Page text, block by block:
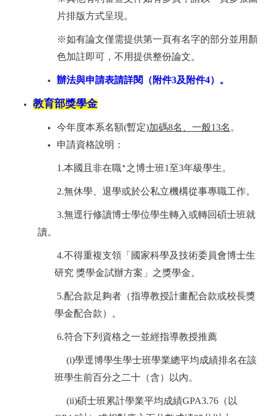
片排版方式呈現。
※如有論文僅需提供第一頁有名字的部分並用顏
色加註即可，不用提供整份論文。
辦法與申請表請詳閱（附件3及附件4）。
教育部獎學金
今年度本系名額(暫定)加碼8名、一般13名 。
申請資格說明：
1.本國且非在職*之博士班1至3年級學生。
2.無休學、退學或於公私立機構從事專職工作。
3.無逕行修讀博士學位學生轉入或轉回碩士班就
讀。
4.不得重複支領「國家科學及技術委員會博士生
研究 獎學金試辦方案」之獎學金。
5.配合款足夠者（指導教授計畫配合款或校長獎
學金配合款）
。
6.符合下列資格之一並經指導教授推薦
(i)學逕博學生學士班學業總平均成績排名在該
班學生前百分之二十（含）以內。
(ii)碩士班累計學業平均成績GPA3.76 （以